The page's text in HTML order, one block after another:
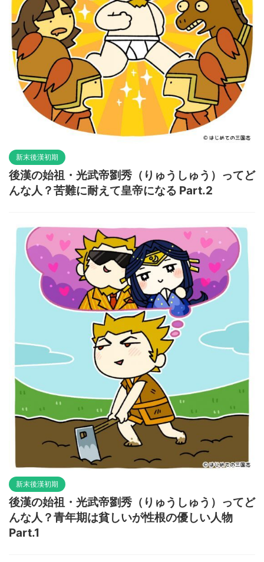
新末後漢初期
後漢の始祖・光武帝劉秀（りゅうしゅう）ってど
んな人？苦難に耐えて皇帝になる Part.2
新末後漢初期
後漢の始祖・光武帝劉秀（りゅうしゅう）ってど
んな人？青年期は貧しいが性根の優しい人物
Part.1